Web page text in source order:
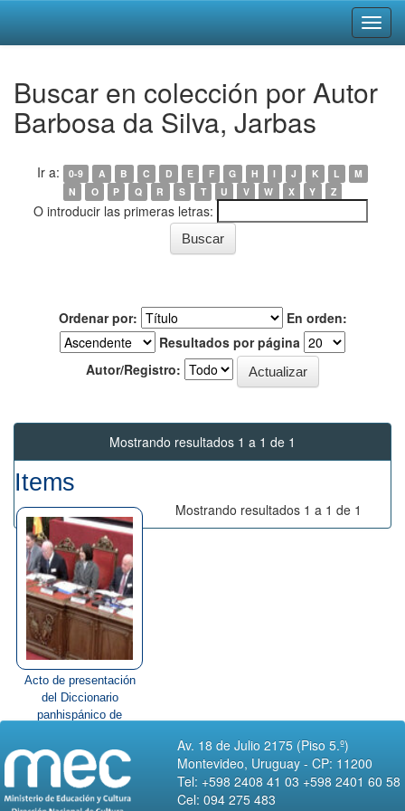
navigation
Buscar en colección por Autor
Barbosa da Silva, Jarbas
Ir a: 0-9 A B C D E F G H I J K L
M
N
O P Q R S T U V W X Y Z
O introducir las primeras letras:
Ordenar por:
En orden:
Resultados por página
Autor/Registro:
Mostrando resultados 1 a 1 de 1
Items
Acto de presentación
del Diccionario
panhispánico de
Mostrando resultados 1 a 1 de 1
Av. 18 de Julio 2175 (Piso 5.º)
Montevideo, Uruguay - CP: 11200
Tel: +598 2408 41 03 +598 2401 60 58
Cel: 094 275 483